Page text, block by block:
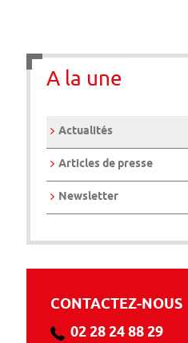
A la une
Actualités
Articles de presse
Newsletter
CONTACTEZ-NOUS
02 28 24 88 29